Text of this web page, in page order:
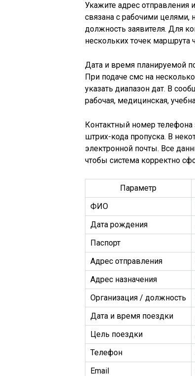
Укажите адрес отправления
связана с рабочими целями,
должность заявителя. Для
нескольких точек маршрута
Дата и время планируемой
При подаче смс на
указать диапазон дат. В
рабочая, медицинская,
Контактный номер телефона
штрих-кода пропуска. В
электронной почты. Все
чтобы система корректно
Параметр
ФИО
Дата рождения
Паспорт
Адрес отправления
Адрес назначения
Организация / должность
Дата и время поездки
Цель поездки
Телефон
Email